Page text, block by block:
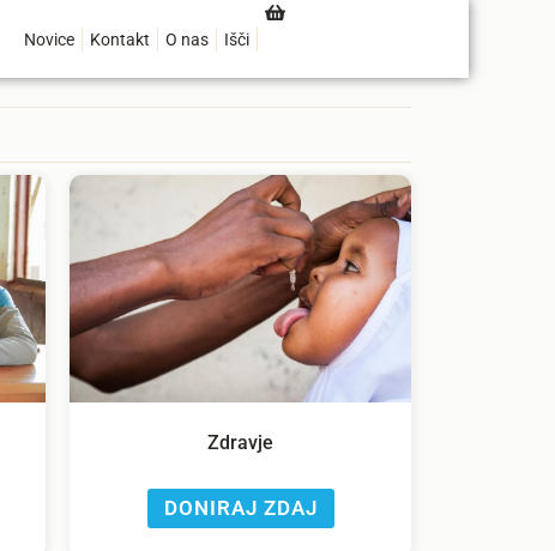
Novice Kontakt O nas Išči
Zdravje
DONIRAJ ZDAJ